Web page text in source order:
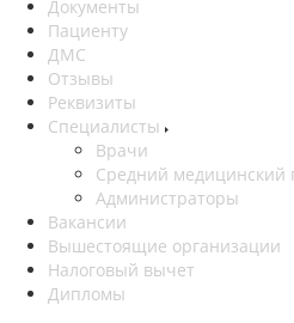
Документы
Пациенту
ДМС
Отзывы
Реквизиты
Специалисты
Врачи
Средний медицинский
Администраторы
Вакансии
Вышестоящие организации
Налоговый вычет
Дипломы